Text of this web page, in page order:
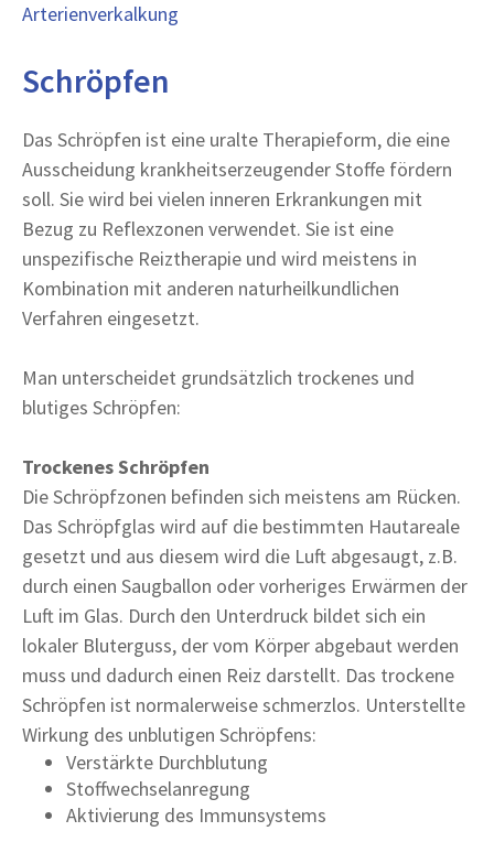
Arterienverkalkung
Schröpfen
Das Schröpfen ist eine uralte Therapieform, die eine
Ausscheidung krankheitserzeugender Stoffe fördern
soll. Sie wird bei vielen inneren Erkrankungen mit
Bezug zu Reflexzonen verwendet. Sie ist eine
unspezifische Reiztherapie und wird meistens in
Kombination mit anderen naturheilkundlichen
Verfahren eingesetzt.
Man unterscheidet grundsätzlich trockenes und
blutiges Schröpfen:
Trockenes Schröpfen
Die Schröpfzonen befinden sich meistens am Rücken.
Das Schröpfglas wird auf die bestimmten Hautareale
gesetzt und aus diesem wird die Luft abgesaugt, z.B.
durch einen Saugballon oder vorheriges Erwärmen der
Luft im Glas. Durch den Unterdruck bildet sich ein
lokaler Bluterguss, der vom Körper abgebaut werden
muss und dadurch einen Reiz darstellt. Das trockene
Schröpfen ist normalerweise schmerzlos. Unterstellte
Wirkung des unblutigen Schröpfens:
Verstärkte Durchblutung
Stoffwechselanregung
Aktivierung des Immunsystems